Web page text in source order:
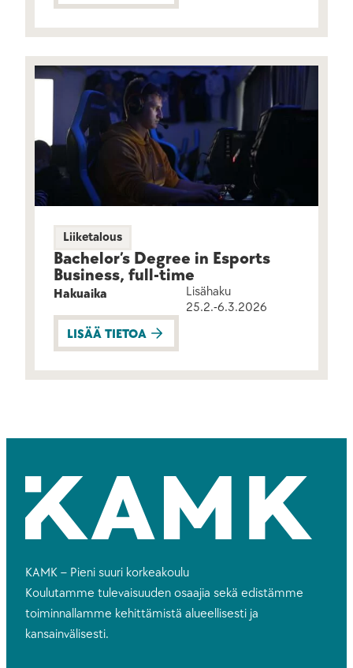
Liiketalous
Bachelor’s Degree in Esports
Business, full-time
Hakuaika
Lisähaku
25.2.-6.3.2026
LISÄÄ TIETOA
KAMK – Pieni suuri korkeakoulu
Koulutamme tulevaisuuden osaajia sekä edistämme
toiminnallamme kehittämistä alueellisesti ja
kansainvälisesti.